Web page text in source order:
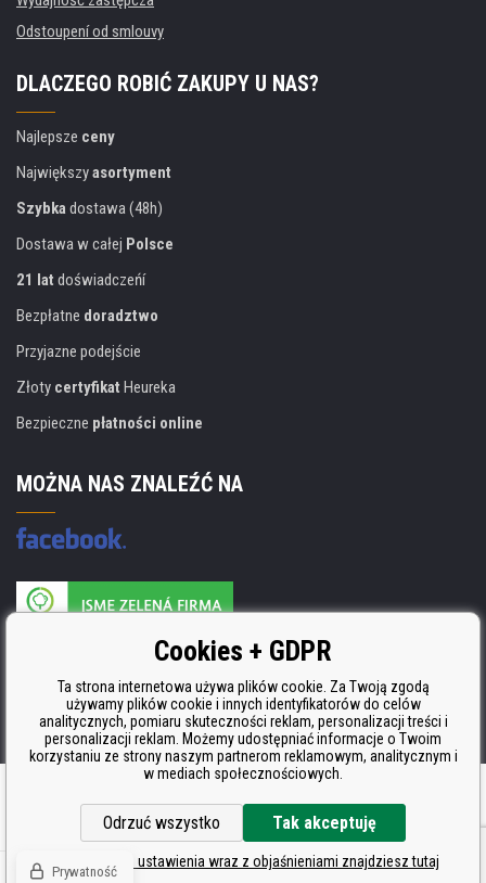
Odstoupení od smlouvy
DLACZEGO ROBIĆ ZAKUPY U NAS?
Najlepsze ceny
Największyasortyment
Szybkadostawa (48h)
Dostawa w całej Polsce
21 lat doświadczeńí
Bezpłatne doradztwo
Przyjazne podejście
Złoty certyfikat Heureka
Bezpieczne płatności online
MOŻNA NAS ZNALEŹĆ NA
Producent wkładów posiada certyfikat
ISO 9001, ISO 14001 i STMC.
Oprogramowanie e-commerceBINARGON.cz
Cookies + GDPR
Ta strona internetowa używa plików cookie. Za Twoją zgodą
używamy plików cookie i innych identyfikatorów do celów
analitycznych, pomiaru skuteczności reklam, personalizacji treści i
personalizacji reklam. Możemy udostępniać informacje o Twoim
korzystaniu ze strony naszym partnerom reklamowym, analitycznym i
w mediach społecznościowych.
Odrzuć wszystko Tak akceptuję
Szczegółowe ustawienia wraz z objaśnieniami znajdziesz tutaj
Prywatność